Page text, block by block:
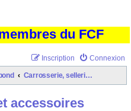
du FCF
Connexion
Inscription
Carrosserie, sellerie et accessoires
accessoires